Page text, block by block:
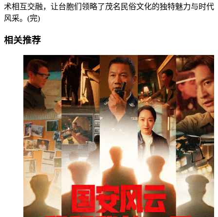
术相互交融，让台胞们领略了茂名民俗文化的独特魅力与时代
风采。(完)
相关推荐